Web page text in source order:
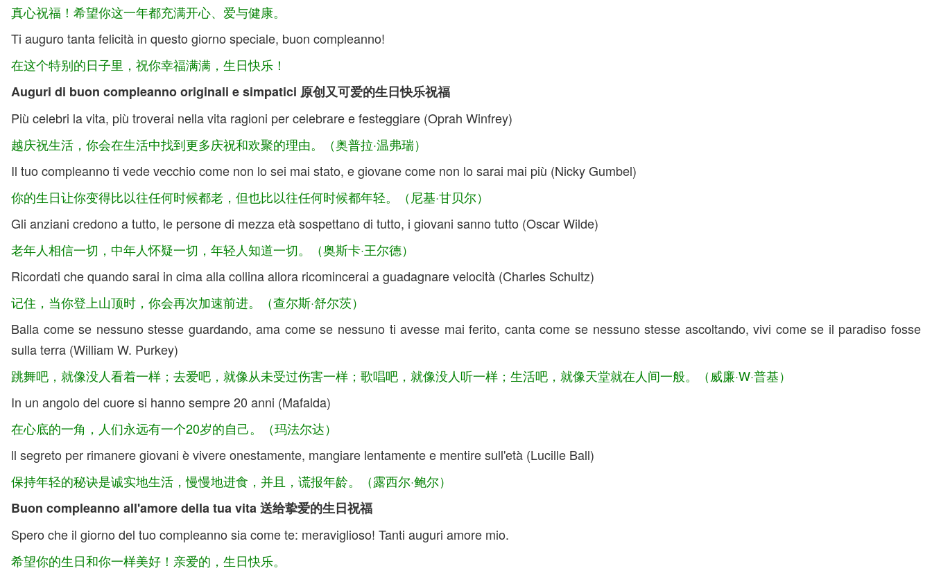
真心祝福！希望你这一年都充满开心、爱与健康。
Ti auguro tanta felicità in questo giorno speciale, buon compleanno!
在这个特别的日子里，祝你幸福满满，生日快乐！
Auguri di buon compleanno originali e simpatici 原创又可爱的生日快乐祝福
Più celebri la vita, più troverai nella vita ragioni per celebrare e festeggiare (Oprah Winfrey)
越庆祝生活，你会在生活中找到更多庆祝和欢聚的理由。（奥普拉·温弗瑞）
Il tuo compleanno ti vede vecchio come non lo sei mai stato, e giovane come non lo sarai mai più (Nicky Gumbel)
你的生日让你变得比以往任何时候都老，但也比以往任何时候都年轻。（尼基·甘贝尔）
Gli anziani credono a tutto, le persone di mezza età sospettano di tutto, i giovani sanno tutto (Oscar Wilde)
老年人相信一切，中年人怀疑一切，年轻人知道一切。（奥斯卡·王尔德）
Ricordati che quando sarai in cima alla collina allora ricomincerai a guadagnare velocità (Charles Schultz)
记住，当你登上山顶时，你会再次加速前进。（查尔斯·舒尔茨）
Balla come se nessuno stesse guardando, ama come se nessuno ti avesse mai ferito, canta come se nessuno stesse ascoltando, vivi come se il paradiso fosse
sulla terra (William W. Purkey)
跳舞吧，就像没人看着一样；去爱吧，就像从未受过伤害一样；歌唱吧，就像没人听一样；生活吧，就像天堂就在人间一般。（威廉·W·普基）
In un angolo del cuore si hanno sempre 20 anni (Mafalda)
在心底的一角，人们永远有一个20岁的自己。（玛法尔达）
ll segreto per rimanere giovani è vivere onestamente, mangiare lentamente e mentire sull'età (Lucille Ball)
保持年轻的秘诀是诚实地生活，慢慢地进食，并且，谎报年龄。（露西尔·鲍尔）
Buon compleanno all'amore della tua vita 送给挚爱的生日祝福
Spero che il giorno del tuo compleanno sia come te: meraviglioso! Tanti auguri amore mio.
希望你的生日和你一样美好！亲爱的，生日快乐。